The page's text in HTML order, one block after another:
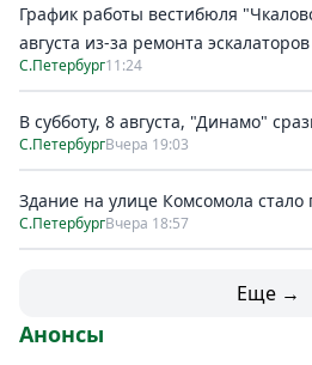
График работы вестибюля
августа из-за ремонта эскалаторов
С.Петербург11:24
В субботу, 8 августа, "Динамо"
С.ПетербургВчера 19:03
Здание на улице Комсомола
С.ПетербургВчера 18:57
Еще →
Анонсы